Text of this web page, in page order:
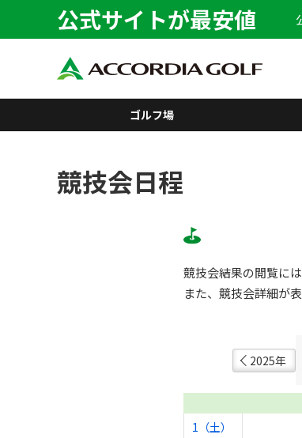
公式サイトが最安値
ゴルフ場
競技会日程
競技会結果の閲覧には
また、競技会詳細が
2025年
1（土）